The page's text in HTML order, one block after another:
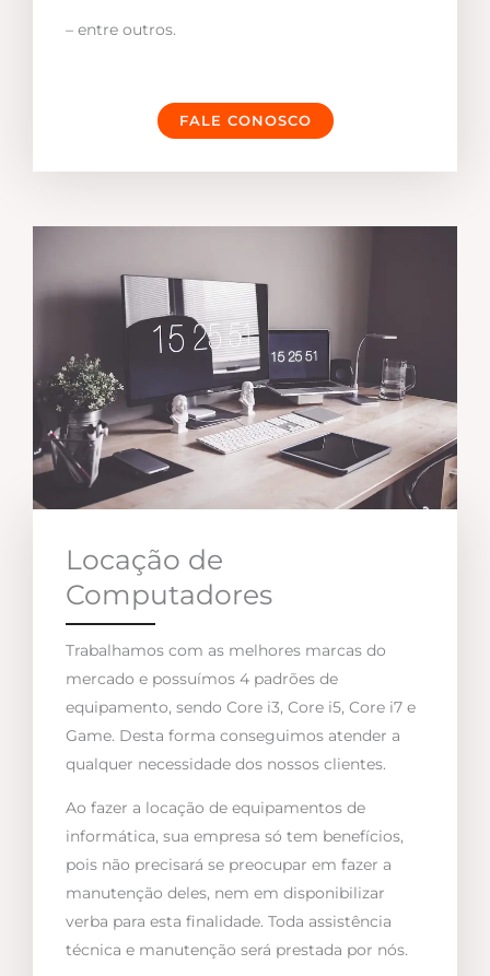
– entre outros.
FALE CONOSCO
Locação de
Computadores
Trabalhamos com as melhores marcas do
mercado e possuímos 4 padrões de
equipamento, sendo Core i3, Core i5, Core i7 e
Game. Desta forma conseguimos atender a
qualquer necessidade dos nossos clientes.
Ao fazer a locação de equipamentos de
informática, sua empresa só tem benefícios,
pois não precisará se preocupar em fazer a
manutenção deles, nem em disponibilizar
verba para esta finalidade. Toda assistência
técnica e manutenção será prestada por nós.